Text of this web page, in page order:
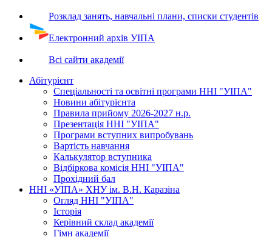
Розклад занять, навчальні плани, списки студентів
Електронний архів УІПА
Всі сайти академії
Абітурієнт
Спеціальності та освітні програми ННІ "УІПА"
Новини абітурієнта
Правила прийому 2026-2027 н.р.
Презентація ННІ "УІПА"
Програми вступних випробувань
Вартість навчання
Калькулятор вступника
Відбіркова комісія ННІ "УІПА"
Прохідний бал
ННІ «УІПА» ХНУ ім. В.Н. Каразіна
Огляд ННІ "УІПА"
Історія
Керівний склад академії
Гімн академії